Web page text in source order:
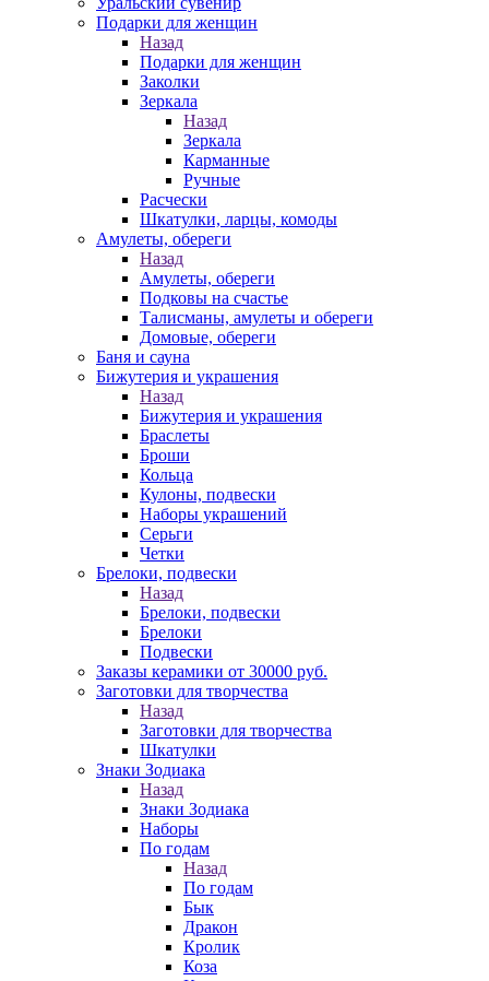
Подарки для женщин
Назад
Подарки для женщин
Заколки
Зеркала
Назад
Зеркала
Карманные
Ручные
Расчески
Шкатулки, ларцы, комоды
Амулеты, обереги
Назад
Амулеты, обереги
Подковы на счастье
Талисманы, амулеты и обереги
Домовые, обереги
Баня и сауна
Бижутерия и украшения
Назад
Бижутерия и украшения
Браслеты
Броши
Кольца
Кулоны, подвески
Наборы украшений
Серьги
Четки
Брелоки, подвески
Назад
Брелоки, подвески
Брелоки
Подвески
Заказы керамики от 30000 руб.
Заготовки для творчества
Назад
Заготовки для творчества
Шкатулки
Знаки Зодиака
Назад
Знаки Зодиака
Наборы
По годам
Назад
По годам
Бык
Дракон
Кролик
Коза